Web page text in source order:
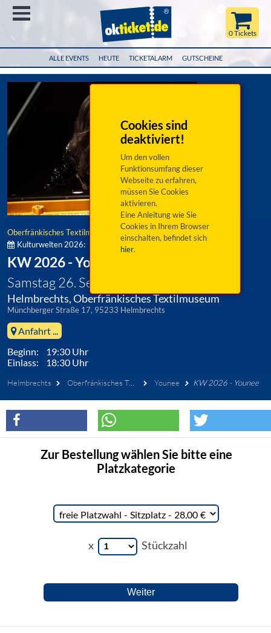
ALLE EVENTS HEUTE TICKETALARM GUTSCHEINE
0 Tickets
Cookies sind
deaktiviert!
Um den vollen
Funktionsumfang dieser
Webseite zu erfahren,
müssen Sie Cookies
aktivieren.
Eine Anleitung wie Sie
Cookies in Ihrem Browser
einschalten, befindet sich
hier.
Oberfränkisches Textilmuseum e.V.
Kulturwelten 2026:
KW 2026 - Younee
Samstag 26. September 2026
Helmbrechts, Oberfränkisches Textilmuseum
Münchberger Straße 17, 95233 Helmbrechts
Anfahrt ...
Beginn: 19:30 Uhr
Einlass: 18:30 Uhr
Helmbrechts Oberfränkisches Textilmuseum Younee KW 2026 - Younee
Zur Bestellung wählen Sie bitte eine
Platzkategorie
x Stückzahl